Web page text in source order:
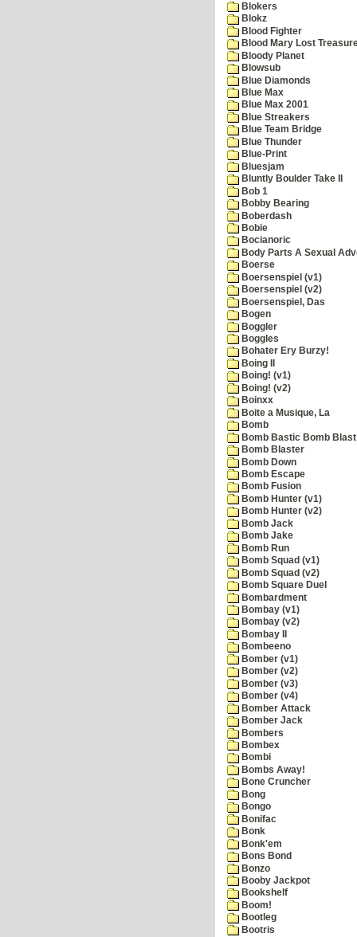
Blokers
Blokz
Blood Fighter
Blood Mary Lost
Bloody Planet
Blowsub
Blue Diamonds
Blue Max
Blue Max 2001
Blue Streakers
Blue Team Bridge
Blue Thunder
Blue-Print
Bluesjam
Bluntly Boulder Take II
Bob 1
Bobby Bearing
Boberdash
Bobie
Bocianoric
Body Parts A Sexual
Boerse
Boersenspiel (v1)
Boersenspiel (v2)
Boersenspiel, Das
Bogen
Boggler
Boggles
Bohater Ery Burzy!
Boing II
Boing! (v1)
Boing! (v2)
Boinxx
Boite a Musique, La
Bomb
Bomb Bastic Bomb
Bomb Blaster
Bomb Down
Bomb Escape
Bomb Fusion
Bomb Hunter (v1)
Bomb Hunter (v2)
Bomb Jack
Bomb Jake
Bomb Run
Bomb Squad (v1)
Bomb Squad (v2)
Bomb Square Duel
Bombardment
Bombay (v1)
Bombay (v2)
Bombay II
Bombeeno
Bomber (v1)
Bomber (v2)
Bomber (v3)
Bomber (v4)
Bomber Attack
Bomber Jack
Bombers
Bombex
Bombi
Bombs Away!
Bone Cruncher
Bong
Bongo
Bonifac
Bonk
Bonk'em
Bons Bond
Bonzo
Booby Jackpot
Bookshelf
Boom!
Bootleg
Bootris